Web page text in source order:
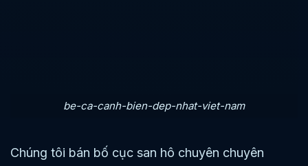
be-ca-canh-bien-dep-nhat-viet-nam
Chúng tôi bán bố cục san hô chuyên chuyên